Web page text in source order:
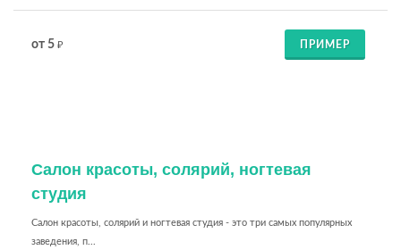
от 5 ₽ ПРИМЕР
Салон красоты, солярий, ногтевая
студия
Салон красоты, солярий и ногтевая студия - это три самых популярных
заведения, п...